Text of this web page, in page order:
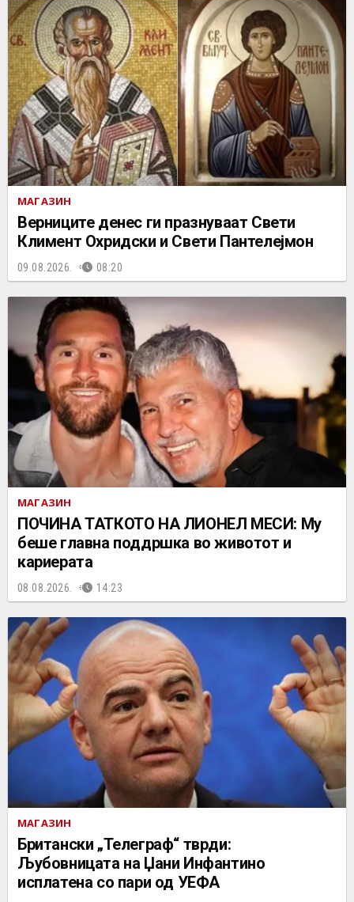
МАГАЗИН
Верниците денес ги празнуваат Свети
Климент Охридски и Свети Пантелејмон
09.08.2026. 08:20
МАГАЗИН
ПОЧИНА ТАТКОТО НА ЛИОНЕЛ МЕСИ: Му
беше главна поддршка во животот и
кариерата
08.08.2026. 14:23
МАГАЗИН
Британски „Телеграф“ тврди:
Љубовницата на Џани Инфантино
исплатена со пари од УЕФА